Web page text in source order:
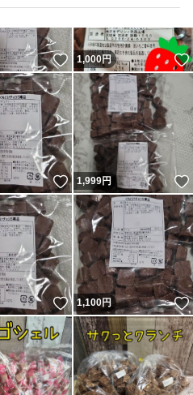
いいね！
1,000円
いいね！
1,999円
いいね！
1,100円